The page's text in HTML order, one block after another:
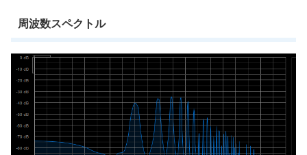
周波数スペクトル